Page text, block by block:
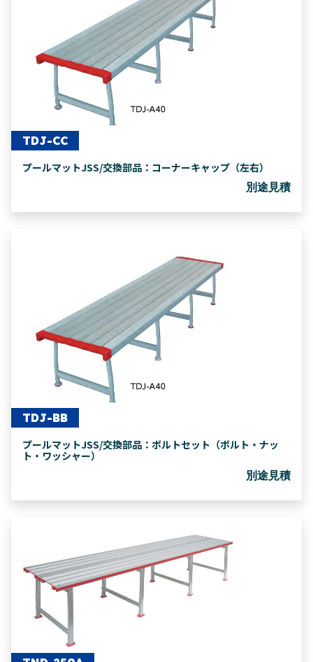
TDJ-CC
プールマットJSS/交換部品：コーナーキャップ（左右）
別途見積
TDJ-BB
プールマットJSS/交換部品：ボルトセット（ボルト・ナッ
ト・ワッシャー）
別途見積